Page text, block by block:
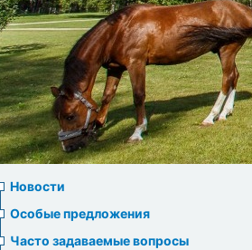
Новости
Особые предложения
Часто задаваемые вопросы